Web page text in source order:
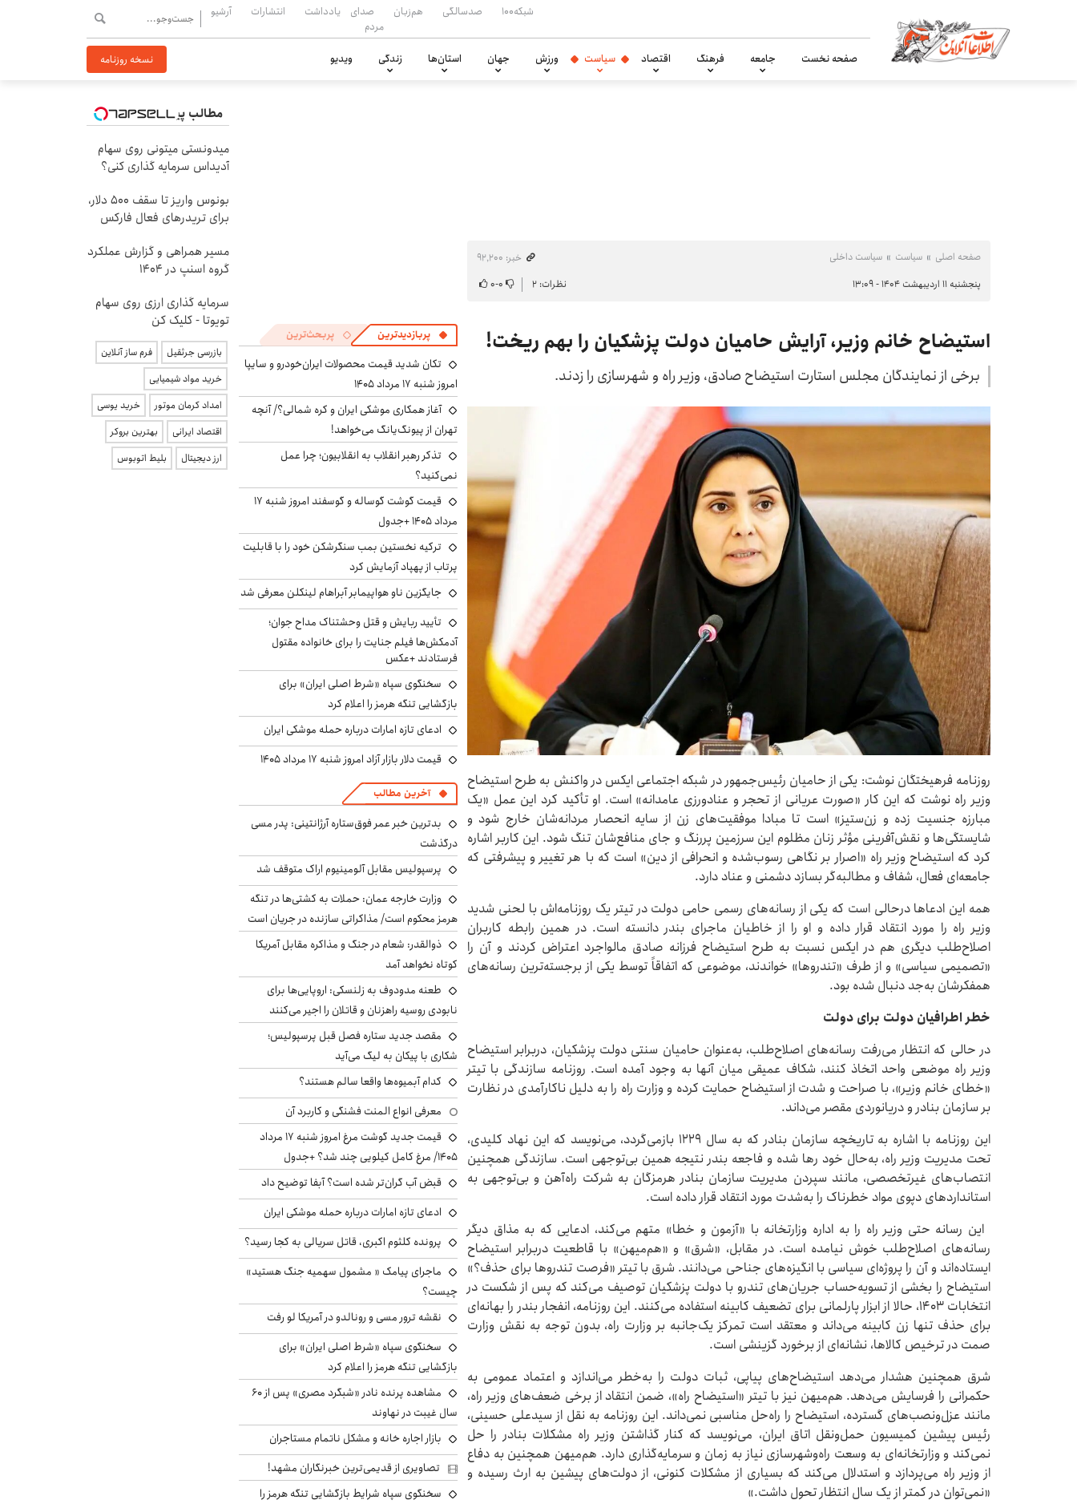
شبکه۱۰۰ صدسالگی هم‌زبان
صدای
مردم
یادداشت انتشارات آرشیو
صفحه نخست جامعه فرهنگ اقتصاد سیاست ورزش جهان استان‌ها زندگی ویدیو نسخه روزنامه
صفحه اصلی سیاست سیاست داخلی
خبر: ۹۲٬۲۰۰
پنجشنبه ۱۱ اردیبهشت ۱۴۰۴ - ۱۳:۰۹
نظرات: ۲ ۰-۰
استیضاح خانم وزیر، آرایش حامیان دولت پزشکیان را بهم ریخت!
برخی از نمایندگان مجلس استارت استیضاح صادق، وزیر راه و شهرسازی را زدند.
روزنامه فرهیختگان نوشت: یکی از حامیان رئیس‌جمهور در شبکه‌ اجتماعی ایکس در واکنش به طرح استیضاح
وزیر راه نوشت که این کار «صورت عریانی از تحجر و عنادورزی عامدانه»‌ است. او تأکید کرد این عمل «یک
مبارزه جنسیت زده و زن‌ستیز» است تا مبادا موفقیت‌های زن از سایه انحصار مردانه‌شان خارج شود و
شایستگی‌ها و نقش‌آفرینی مؤثر زنان مظلوم این سرزمین پررنگ و جای منافع‌شان تنگ شود. این کاربر اشاره
کرد که استیضاح وزیر راه «اصرار بر نگاهی رسوب‌شده و انحرافی از دین» است که با هر تغییر و پیشرفتی که
جامعه‌ای فعال، شفاف و مطالبه‌گر بسازد دشمنی و عناد دارد.
همه این ادعاها درحالی است که یکی از رسانه‌های رسمی حامی دولت در تیتر یک روزنامه‌اش با لحنی شدید
وزیر راه را مورد انتقاد قرار داده و او را از خاطیان ماجرای بندر دانسته است. در همین رابطه کاربران
اصلاح‌طلب دیگری هم در ایکس نسبت به طرح استیضاح فرزانه صادق مالواجرد اعتراض کردند و آن را
«تصمیمی سیاسی» و از طرف «تندروها» خواندند، موضوعی که اتفاقاً توسط یکی از برجسته‌ترین رسانه‌های
همفکرشان به‌جد دنبال شده بود.
خطر اطرافیان دولت برای دولت
در حالی که انتظار می‌رفت رسانه‌های اصلاح‌طلب، به‌عنوان حامیان سنتی دولت پزشکیان، دربرابر استیضاح
وزیر راه موضعی واحد اتخاذ کنند، شکاف عمیقی میان آنها به وجود آمده است. روزنامه سازندگی با تیتر
«خطای خانم وزیر»، با صراحت و شدت از استیضاح حمایت کرده و وزارت راه را به دلیل ناکارآمدی در نظارت
بر سازمان بنادر و دریانوردی مقصر می‌داند.
این روزنامه با اشاره به تاریخچه سازمان بنادر که به سال ۱۲۲۹ بازمی‌گردد، می‌نویسد که این نهاد کلیدی،
تحت مدیریت وزیر راه، به‌حال خود رها شده و فاجعه بندر نتیجه همین بی‌توجهی است. سازندگی همچنین
انتصاب‌های غیرتخصصی، مانند سپردن مدیریت سازمان بنادر هرمزگان به شرکت راه‌آهن و بی‌توجهی به
استانداردهای دپوی مواد خطرناک را به‌شدت مورد انتقاد قرار داده است.
این رسانه حتی وزیر راه را به اداره وزارتخانه با «آزمون و خطا» متهم می‌کند، ادعایی که به مذاق دیگر
رسانه‌های اصلاح‌طلب خوش نیامده است. در مقابل، «شرق» و «هم‌میهن» با قاطعیت دربرابر استیضاح
ایستاده‌اند و آن را پروژه‌ای سیاسی با انگیزه‌های جناحی می‌دانند. شرق با تیتر «فرصت تندروها برای حذف؟»
استیضاح را بخشی از تسویه‌حساب جریان‌های تندرو با دولت پزشکیان توصیف می‌کند که پس از شکست در
انتخابات ۱۴۰۳، حالا از ابزار پارلمانی برای تضعیف کابینه استفاده می‌کنند. این روزنامه، انفجار بندر را بهانه‌ای
برای حذف تنها زن کابینه می‌داند و معتقد است تمرکز یک‌جانبه بر وزارت راه، بدون توجه به نقش وزارت
صمت در ترخیص کالاها، نشانه‌ای از برخورد گزینشی است.
شرق همچنین هشدار می‌دهد استیضاح‌های پیاپی، ثبات دولت را به‌خطر می‌اندازد و اعتماد عمومی به
حکمرانی را فرسایش می‌دهد. هم‌میهن نیز با تیتر «استیضاح راه»، ضمن انتقاد از برخی ضعف‌های وزیر راه،
مانند عزل‌ونصب‌های گسترده، استیضاح را راه‌حل مناسبی نمی‌داند. این روزنامه به نقل از سیدعلی حسینی،
رئیس پیشین کمیسیون حمل‌ونقل اتاق ایران، می‌نویسد که کنار گذاشتن وزیر راه مشکلات بنادر را حل
نمی‌کند و وزارتخانه‌ای به وسعت راه‌وشهرسازی نیاز به زمان و سرمایه‌گذاری دارد. هم‌میهن همچنین به دفاع
از وزیر راه می‌پردازد و استدلال می‌کند که بسیاری از مشکلات کنونی، از دولت‌های پیشین به ارث رسیده و
«نمی‌توان در کمتر از یک سال انتظار تحول داشت.»
پربازدیدترین پربحث‌ترین
تکان شدید قیمت محصولات ایران‌خودرو و سایپا
امروز شنبه ۱۷ مرداد ۱۴۰۵
آغاز همکاری موشکی ایران و کره شمالی؟/ آنچه
تهران از پیونگ‌یانگ می‌خواهد!
تذکر رهبر انقلاب به انقلابیون؛ چرا عمل
نمی‌کنید؟
قیمت گوشت گوساله و گوسفند امروز شنبه ۱۷
مرداد ۱۴۰۵ +جدول
ترکیه نخستین بمب سنگرشکن خود را با قابلیت
پرتاب از پهپاد آزمایش کرد
جایگزین ناو هواپیمابر آبراهام لینکلن معرفی شد
تأیید ربایش و قتل وحشتناک مداح جوان؛
آدمکش‌ها فیلم جنایت را برای خانواده مقتول
فرستادند +عکس
سخنگوی سپاه «شرط اصلی ایران» برای
بازگشایی تنگه هرمز را اعلام کرد
ادعای تازه امارات درباره حمله موشکی ایران
قیمت دلار بازار آزاد امروز شنبه ۱۷ مرداد ۱۴۰۵
آخرین مطالب
بدترین خبر عمر فوق‌ستاره آرژانتینی: پدر مسی
درگذشت
پرسپولیس مقابل آلومینیوم اراک متوقف شد
وزارت خارجه عمان: حملات به کشتی‌ها در تنگه
هرمز محکوم است/ مذاکراتی سازنده در جریان است
ذوالقدر: شعام در جنگ و مذاکره مقابل آمریکا
کوتاه نخواهد آمد
طعنه مدودوف به زلنسکی: اروپایی‌ها برای
نابودی روسیه راهزنان و قاتلان را اجیر می‌کنند
مقصد جدید ستاره فصل قبل پرسپولیس؛
شکاری با پیکان به لیگ می‌آید
کدام آبمیوه‌ها واقعا سالم هستند؟
معرفی انواع المنت فشنگی و کاربرد آن
قیمت جدید گوشت مرغ امروز شنبه ۱۷ مرداد
۱۴۰۵/ مرغ کامل کیلویی چند شد؟ +جدول
قبض آب گران‌تر شده است؟ آبفا توضیح داد
ادعای تازه امارات درباره حمله موشکی ایران
پرونده کلثوم اکبری، قاتل سریالی به کجا رسید؟
ماجرای پیامک « مشمول سهمیه جنگ هستید»
چیست؟
نقشه ترور مسی و رونالدو در آمریکا لو رفت
سخنگوی سپاه «شرط اصلی ایران» برای
بازگشایی تنگه هرمز را اعلام کرد
مشاهده پرنده نادر «شبگرد مصری» پس از ۶۰
سال غیبت در نهاوند
بازار اجاره خانه و مشکل ناتمام مستاجران
تصاویری از قدیمی‌ترین خبرنگاران مشهد!
سخنگوی سپاه شرایط بازگشایی تنگه هرمز را
مطالب پیشنهادی
میدونستی میتونی روی سهام
آدیداس سرمایه گذاری کنی؟
بونوس واریز تا سقف 500 دلار،
برای تریدرهای فعال فارکس
مسیر همراهی و گزارش عملکرد
گروه اسنپ در ۱۴۰۴
سرمایه گذاری ارزی روی سهام
تویوتا - کلیک کن
بازرسی جرثقیل
فرم ساز آنلاین
خرید مواد شیمیایی
امداد کرمان موتور
خرید یوسی
اقتصاد ایرانی
بهترین بروکر
ارز دیجیتال
بلیط اتوبوس